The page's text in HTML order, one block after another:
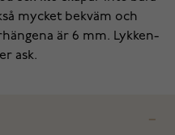
mycket bekväm och
är 6 mm. Lykken-
ask.